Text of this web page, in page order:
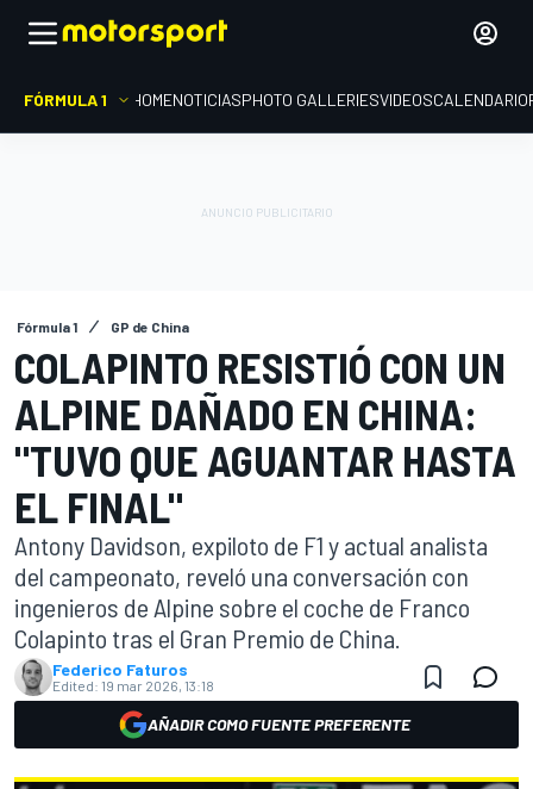
FÓRMULA 1 HOMENOTICIASPHOTO GALLERIESVIDEOSCALENDARIO
Fórmula 1 GP de China
COLAPINTO RESISTIÓ CON UN
ALPINE DAÑADO EN CHINA:
"TUVO QUE AGUANTAR HASTA
EL FINAL"
Antony Davidson, expiloto de F1 y actual analista
del campeonato, reveló una conversación con
ingenieros de Alpine sobre el coche de Franco
Colapinto tras el Gran Premio de China.
Federico Faturos
Edited: 19 mar 2026, 13:18
AÑADIR COMO FUENTE PREFERENTE